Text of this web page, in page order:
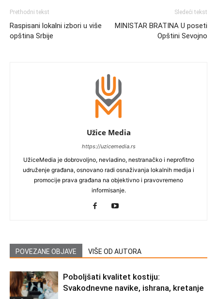
Prethodni tekst
Raspisani lokalni izbori u više
opština Srbije
Sledeći tekst
MINISTAR BRATINA U poseti
Opštini Sevojno
Užice Media
https://uzicemedia.rs
UžiceMedia je dobrovoljno, nevladino, nestranačko i neprofitno
udruženje građana, osnovano radi osnaživanja lokalnih medija i
promocije prava građana na objektivno i pravovremeno
informisanje.
POVEZANE OBJAVE VIŠE OD AUTORA
Poboljšati kvalitet kostiju:
Svakodnevne navike, ishrana, kretanje